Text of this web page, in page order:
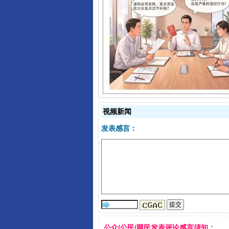
揭开“小金库”的免责幌子
视频新闻
发表感言：